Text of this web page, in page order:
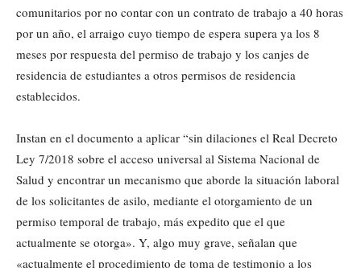
comunitarios por no contar con un contrato de trabajo a 40 horas
por un año, el arraigo cuyo tiempo de espera supera ya los 8
meses por respuesta del permiso de trabajo y los canjes de
residencia de estudiantes a otros permisos de residencia
establecidos.
Instan en el documento a aplicar “sin dilaciones el Real Decreto
Ley 7/2018 sobre el acceso universal al Sistema Nacional de
Salud y encontrar un mecanismo que aborde la situación laboral
de los solicitantes de asilo, mediante el otorgamiento de un
permiso temporal de trabajo, más expedito que el que
actualmente se otorga». Y, algo muy grave, señalan que
«actualmente el procedimiento de toma de testimonio a los